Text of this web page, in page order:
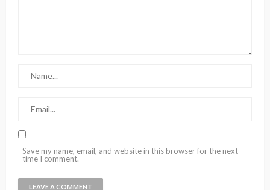
Save my name, email, and website in this browser for the next
time I comment.